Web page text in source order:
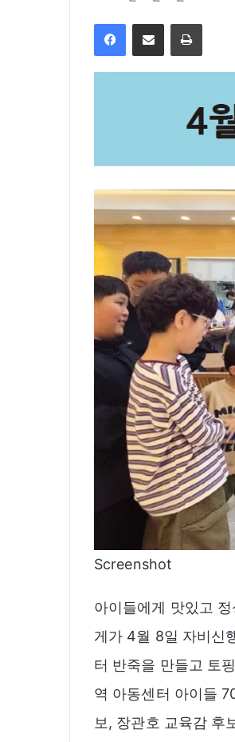
FacebookShare via Email Print
Screenshot
아이들에게 맛있고
게가 4월 8일 자비신
터 반죽을 만들고 토
역 아동센터 아이들
보, 장관호 교육감 후